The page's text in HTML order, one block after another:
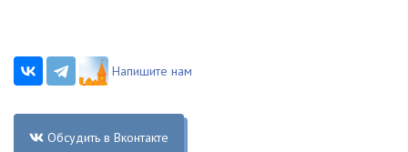
Напишите нам
Обсудить в Вконтакте